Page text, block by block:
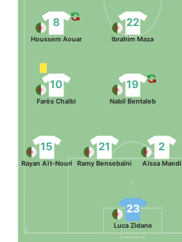
23
Luca Zidane
15
Rayan Aït-Nouri
21
Ramy Bensebaïni
2
Aïssa Mandi
10
Farès Chaïbi
19
Nabil Bentaleb
8
Houssem Aouar
22
Ibrahim Maza